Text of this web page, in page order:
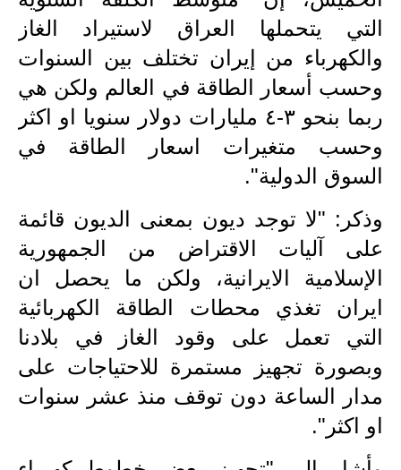
المرحلة الاعدادية
مواضيع انشاء
المرحلة الابتدائية
المرحلة المتوسطة
الجامعات
اخبار وقرارات وزارة التعليم
العالي
استمارة القبول المركزي
نتائج القبول المركزي
الطقس
التي يتحملها العراق لاستيراد الغاز
والكهرباء من إيران تختلف بين السنوات
وحسب أسعار الطاقة في العالم ولكن هي
ربما بنحو ٣-٤ مليارات دولار سنويا او اكثر
وحسب متغيرات اسعار الطاقة في
السوق الدولية".
وذكر: "لا توجد ديون بمعنى الديون قائمة
على آليات الاقتراض من الجمهورية
الإسلامية الايرانية، ولكن ما يحصل ان
ايران تغذي محطات الطاقة الكهربائية
التي تعمل على وقود الغاز في بلادنا
وبصورة تجهيز مستمرة للاحتياجات على
مدار الساعة دون توقف منذ عشر سنوات
او اكثر".